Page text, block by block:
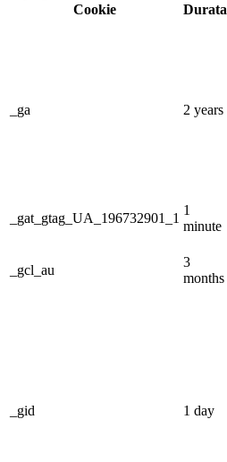
Cookie
Durata
_ga 2 years
_gat_gtag_UA_196732901_1
1
minute
_gcl_au
3
months
_gid 1 day